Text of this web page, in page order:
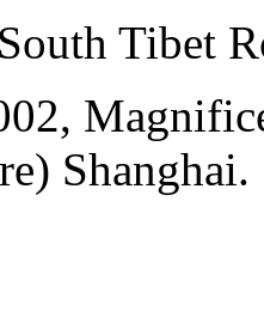
Tibet
Shanghai.